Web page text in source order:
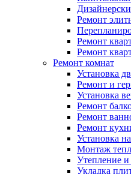
Ремонт
Ремонт
Ремонт
Ремонт комнат
Установка
Ремонт и
Установка
Ремонт
Ремонт
Ремонт
Установка
Монтаж
Утепление и
Укладка